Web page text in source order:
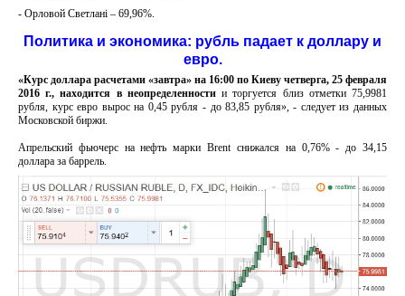
- Орловой Светлані – 69,96%.
Политика и экономика: рубль падает к доллару и
евро.
«Курс доллара расчетами «завтра» на 16:00 по Киеву четверга, 25 февраля
2016 г., находится в неопределенностии торгуется близ отметки 75,9981
рубля, курс евро вырос на 0,45 рубля - до 83,85 рубля», - следует из данных
Московской биржи.
Апрельский фьючерс на нефть марки Brent снижался на 0,76% - до 34,15
доллара за баррель.